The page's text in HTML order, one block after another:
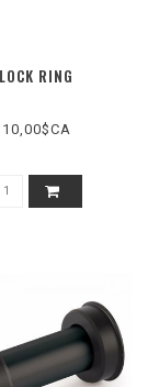
LOCK RING
10,00$CA